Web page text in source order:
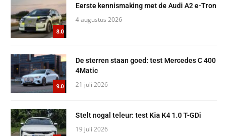
8.0
Eerste kennismaking met de Audi A2 e-Tron
4 augustus 2026
9.0
De sterren staan goed: test Mercedes C 400
4Matic
21 juli 2026
Stelt nogal teleur: test Kia K4 1.0 T-GDi
19 juli 2026